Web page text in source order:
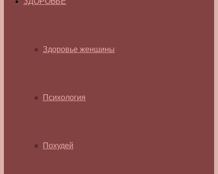
Здоровье женщины
Психология
Похудей